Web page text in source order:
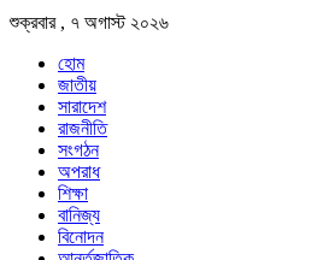
শুক্রবার , ৭ অগাস্ট ২০২৬
হোম
জাতীয়
সারাদেশ
রাজনীতি
সংগঠন
অপরাধ
শিক্ষা
বানিজ্য
বিনোদন